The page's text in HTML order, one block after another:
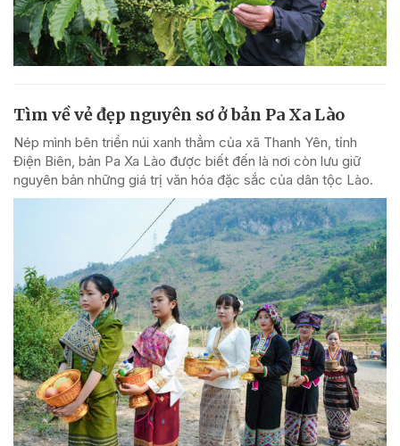
Tìm về vẻ đẹp nguyên sơ ở bản Pa Xa Lào
Nép mình bên triền núi xanh thẳm của xã Thanh Yên, tỉnh
Điện Biên, bản Pa Xa Lào được biết đến là nơi còn lưu giữ
nguyên bản những giá trị văn hóa đặc sắc của dân tộc Lào.